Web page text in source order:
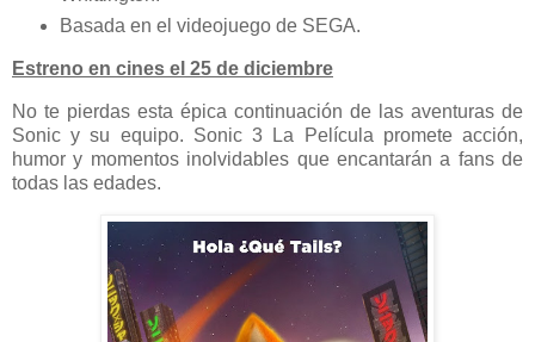
Basada en el videojuego de SEGA.
Estreno en cines el 25 de diciembre
No te pierdas esta épica continuación de las aventuras de
Sonic y su equipo. Sonic 3 La Película promete acción,
humor y momentos inolvidables que encantarán a fans de
todas las edades.